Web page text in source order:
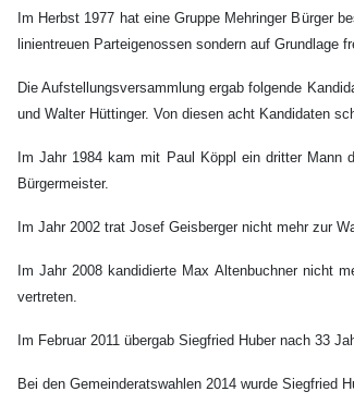
Im Herbst 1977 hat eine Gruppe Mehringer Bürger
linientreuen Parteigenossen sondern auf Grundlage
Die Aufstellungsversammlung ergab folgende
und Walter Hüttinger. Von diesen acht Kandidaten
Im Jahr 1984 kam mit Paul Köppl ein dritter Mann
Bürgermeister.
Im Jahr 2002 trat Josef Geisberger nicht mehr zur
Im Jahr 2008 kandidierte Max Altenbuchner nicht
vertreten.
Im Februar 2011 übergab Siegfried Huber nach 33
Bei den Gemeinderatswahlen 2014 wurde Siegfried